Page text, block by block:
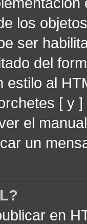
los
ser
del
estilo al
[ y
el
un
en